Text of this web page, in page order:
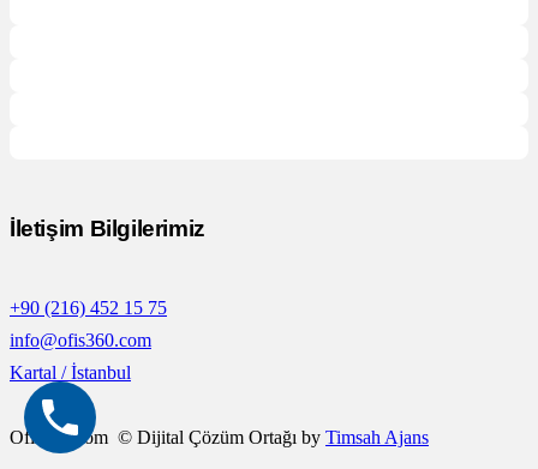
İletişim Bilgilerimiz
+90 (216) 452 15 75
info@ofis360.com
Kartal / İstanbul
Ofis360.com © Dijital Çözüm Ortağı by Timsah Ajans